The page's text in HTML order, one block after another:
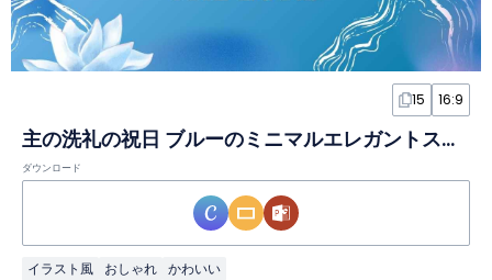
15 16:9
主の洗礼の祝日 ブルーのミニマルエレガントスライド
ダウンロード
イラスト風 おしゃれ かわいい